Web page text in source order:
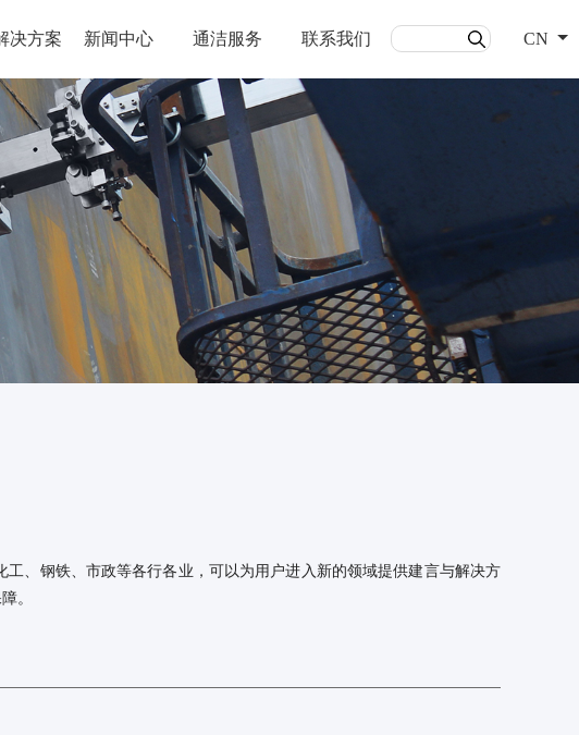
决方案 新闻中心 通洁服务 联系我们 CN
通洁能源
了解详情
通洁自动化
了解详情
、钢铁、市政等各行各业，可以为用户进入新的领域提供建言与解决方
。